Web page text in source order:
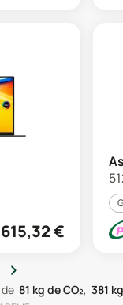
615,32€
›
81 kg de CO₂, 381 kg